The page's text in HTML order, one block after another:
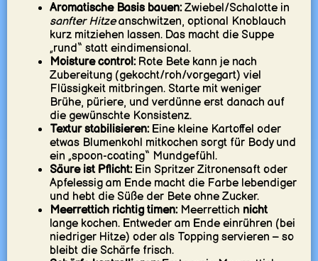
Aromatische Basis bauen:Zwiebel/Schalotte in
sanfter Hitzeanschwitzen, optional Knoblauch
kurz mitziehen lassen. Das macht die Suppe
„rund“ statt eindimensional.
Moisture control:Rote Bete kann je nach
Zubereitung (gekocht/roh/vorgegart) viel
Flüssigkeit mitbringen. Starte mit weniger
Brühe, püriere, und verdünne erst danach auf
die gewünschte Konsistenz.
Textur stabilisieren:Eine kleine Kartoffel oder
etwas Blumenkohl mitkochen sorgt für Body und
ein „spoon-coating“ Mundgefühl.
Säure ist Pflicht:Ein Spritzer Zitronensaft oder
Apfelessig am Ende macht die Farbe lebendiger
und hebt die Süße der Bete ohne Zucker.
Meerrettich richtig timen:Meerrettich nicht
lange kochen. Entweder am Ende einrühren (bei
niedriger Hitze) oder als Topping servieren – so
bleibt die Schärfe frisch.